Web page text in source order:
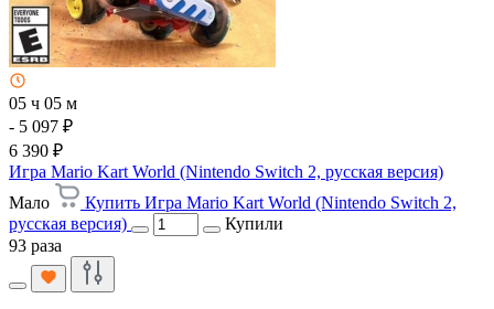
05 ч 05 м
- 5 097 ₽
6 390 ₽
Игра Mario Kart World (Nintendo Switch 2, русская версия)
Мало
Купить Игра Mario Kart World (Nintendo Switch 2,
русская версия)
Купили
93 раза